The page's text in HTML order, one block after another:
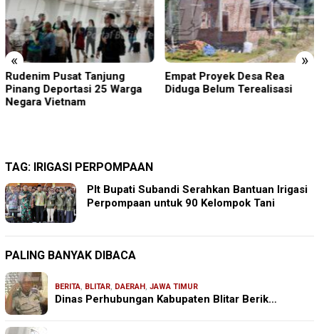
« »
Rudenim Pusat Tanjung
Pinang Deportasi 25 Warga
Negara Vietnam
Empat Proyek Desa Rea
Diduga Belum Terealisasi
TAG: IRIGASI PERPOMPAAN
Plt Bupati Subandi Serahkan Bantuan Irigasi
Perpompaan untuk 90 Kelompok Tani
PALING BANYAK DIBACA
BERITA, BLITAR, DAERAH , JAWA TIMUR
Dinas Perhubungan Kabupaten Blitar Berik…